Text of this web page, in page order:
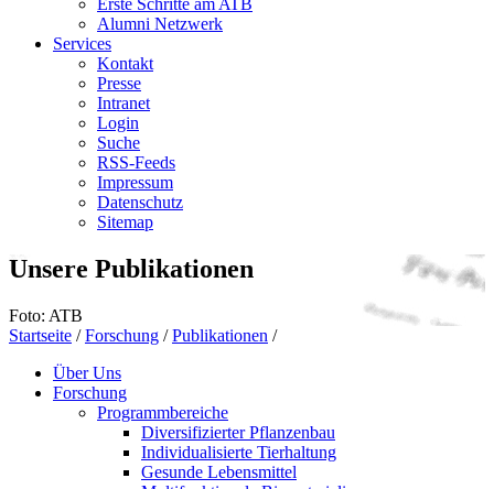
Erste Schritte am ATB
Alumni Netzwerk
Services
Kontakt
Presse
Intranet
Login
Suche
RSS-Feeds
Impressum
Datenschutz
Sitemap
Unsere Publikationen
Foto: ATB
Startseite / Forschung / Publikationen /
Über Uns
Forschung
Programmbereiche
Diversifizierter Pflanzenbau
Individualisierte Tierhaltung
Gesunde Lebensmittel